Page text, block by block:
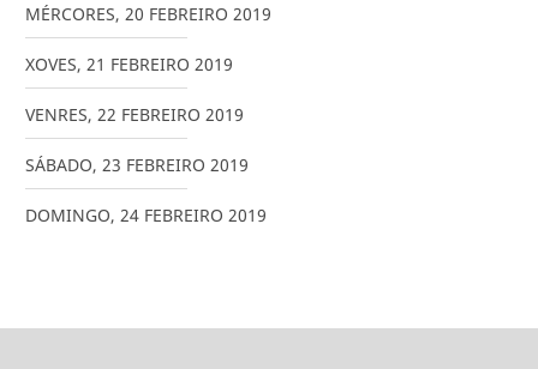
MÉRCORES, 20 FEBREIRO 2019
XOVES, 21 FEBREIRO 2019
VENRES, 22 FEBREIRO 2019
SÁBADO, 23 FEBREIRO 2019
DOMINGO, 24 FEBREIRO 2019